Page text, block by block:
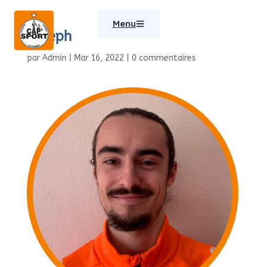
Menu
Joseph
par Admin Mar 16, 2022 0 commentaires